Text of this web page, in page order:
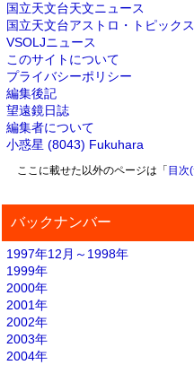
国立天文台天文ニュース
国立天文台アストロ・トピックス
VSOLJニュース
このサイトについて
プライバシーポリシー
編集後記
望遠鏡日誌
編集者について
小惑星 (8043) Fukuhara
ここに載せた以外のページは「 目次
バックナンバー
1997年12月～1998年
1999年
2000年
2001年
2002年
2003年
2004年